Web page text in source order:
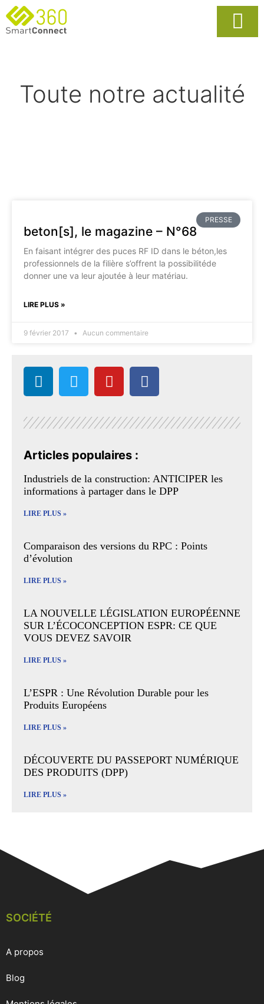
Toute notre actualité
PRESSE
beton[s], le magazine – N°68
En faisant intégrer des puces RF ID dans le béton,les
professionnels de la filière s’offrent la possibilitéde
donner une va leur ajoutée à leur matériau.
LIRE PLUS »
9 février 2017 Aucun commentaire
Articles populaires :
Industriels de la construction: ANTICIPER les
informations à partager dans le DPP
LIRE PLUS »
Comparaison des versions du RPC : Points
d’évolution
LIRE PLUS »
LA NOUVELLE LÉGISLATION EUROPÉENNE
SUR L’ÉCOCONCEPTION ESPR: CE QUE
VOUS DEVEZ SAVOIR
LIRE PLUS »
L’ESPR : Une Révolution Durable pour les
Produits Européens
LIRE PLUS »
DÉCOUVERTE DU PASSEPORT NUMÉRIQUE
DES PRODUITS (DPP)
LIRE PLUS »
SOCIÉTÉ
A propos
Blog